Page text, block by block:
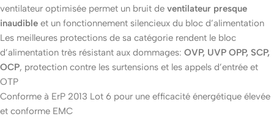
ventilateur optimisée permet un bruit de ventilateur presque
inaudible et un fonctionnement silencieux du bloc d’alimentation
Les meilleures protections de sa catégorie rendent le bloc
d’alimentation très résistant aux dommages: OVP, UVP OPP, SCP,
OCP, protection contre les surtensions et les appels d’entrée et
OTP
Conforme à ErP 2013 Lot 6 pour une efficacité énergétique élevée
et conforme EMC